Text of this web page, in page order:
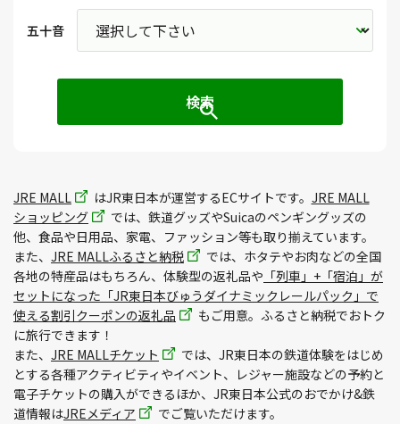
五十音
JRE MALL はJR東日本が運営するECサイトです。 JRE MALL
ショッピング
では、鉄道グッズやSuicaのペンギングッズの
他、食品や日用品、家電、ファッション等も取り揃えています。
また、 JRE MALLふるさと納税
では、ホタテやお肉などの全国
各地の特産品はもちろん、体験型の返礼品や 「列車」+「宿泊」が
セットになった「JR東日本びゅうダイナミックレールパック」で
使える割引クーポンの返礼品
もご用意。ふるさと納税でおトク
に旅行できます！
また、 JRE MALLチケット
では、JR東日本の鉄道体験をはじめ
とする各種アクティビティやイベント、レジャー施設などの予約と
電子チケットの購入ができるほか、JR東日本公式のおでかけ&鉄
道情報はJREメディア でご覧いただけます。